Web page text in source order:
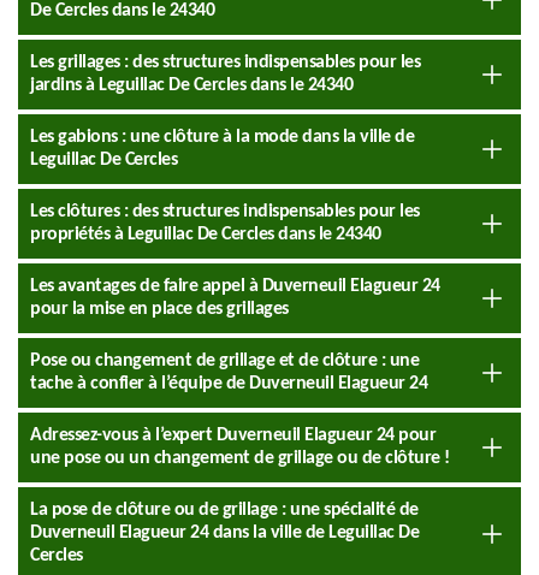
De Cercles dans le 24340
Les grillages : des structures indispensables pour les
jardins à Leguillac De Cercles dans le 24340
Les gabions : une clôture à la mode dans la ville de
Leguillac De Cercles
Les clôtures : des structures indispensables pour les
propriétés à Leguillac De Cercles dans le 24340
Les avantages de faire appel à Duverneuil Elagueur 24
pour la mise en place des grillages
Pose ou changement de grillage et de clôture : une
tache à confier à l’équipe de Duverneuil Elagueur 24
Adressez-vous à l’expert Duverneuil Elagueur 24 pour
une pose ou un changement de grillage ou de clôture !
La pose de clôture ou de grillage : une spécialité de
Duverneuil Elagueur 24 dans la ville de Leguillac De
Cercles